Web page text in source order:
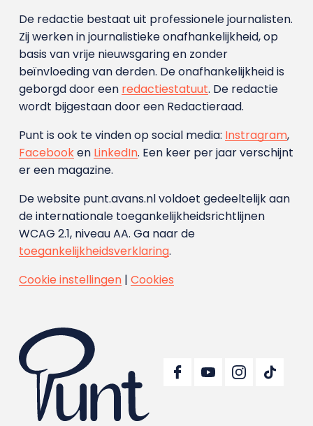
De redactie bestaat uit professionele journalisten.
Zij werken in journalistieke onafhankelijkheid, op
basis van vrije nieuwsgaring en zonder
beïnvloeding van derden. De onafhankelijkheid is
geborgd door een redactiestatuut. De redactie
wordt bijgestaan door een Redactieraad.
Punt is ook te vinden op social media: Instragram,
Facebooken LinkedIn. Een keer per jaar verschijnt
er een magazine.
De website punt.avans.nl voldoet gedeeltelijk aan
de internationale toegankelijkheidsrichtlijnen
WCAG 2.1, niveau AA. Ga naar de
toegankelijkheidsverklaring.
Cookie instellingen| Cookies